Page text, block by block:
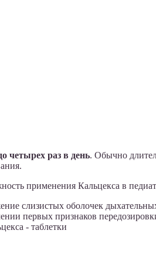
четырех раз в день. Обычно
применения Кальцекса в
слизистых оболочек
первых признаков